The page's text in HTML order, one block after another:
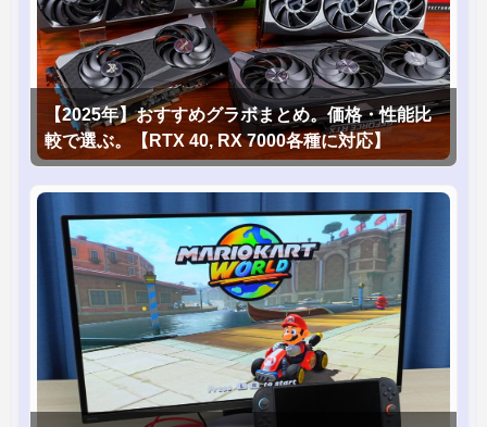
【2025年】おすすめグラボまとめ。価格・性能比
較で選ぶ。【RTX 40, RX 7000各種に対応】